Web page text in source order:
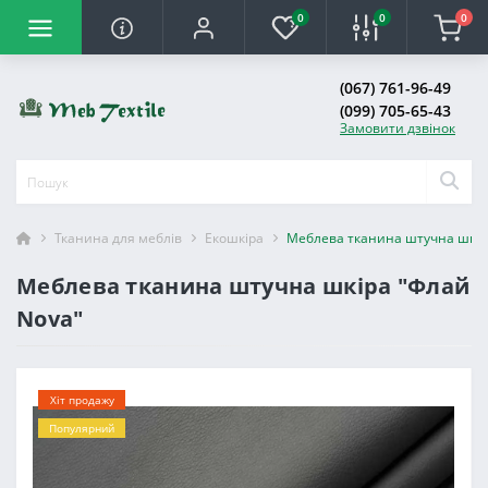
0 0 0
(067) 761-96-49
(099) 705-65-43
Замовити дзвінок
Тканина для меблів Екошкіра Меблева тканина штучна
Меблева тканина штучна шкіра "Флай
Nova"
Хіт продажу
Популярний